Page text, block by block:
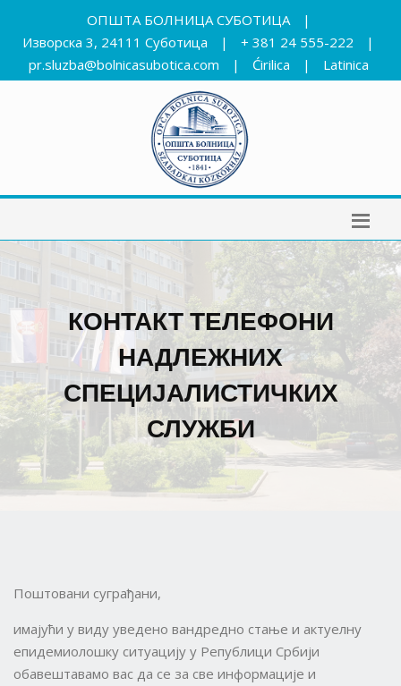
ОПШТА БОЛНИЦА СУБОТИЦА
|
Изворска 3, 24111 Суботица
| + 381 24 555-222
|
pr.sluzba@bolnicasubotica.com
| Ćirilica | Latinica
КОНТАКТ ТЕЛЕФОНИ
НАДЛЕЖНИХ
СПЕЦИЈАЛИСТИЧКИХ
СЛУЖБИ
Поштовани суграђани,
имајући у виду уведено вандредно стање и актуелну
епидемиолошку ситуацију у Републици Србији
обавештавамо вас да се за све информације и